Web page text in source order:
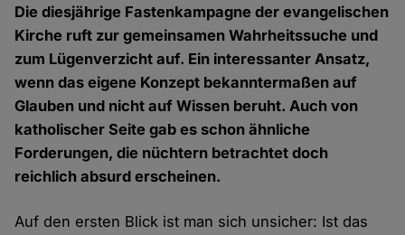
Die diesjährige Fastenkampagne der evangelischen
Kirche ruft zur gemeinsamen Wahrheitssuche und
zum Lügenverzicht auf. Ein interessanter Ansatz,
wenn das eigene Konzept bekanntermaßen auf
Glauben und nicht auf Wissen beruht. Auch von
katholischer Seite gab es schon ähnliche
Forderungen, die nüchtern betrachtet doch
reichlich absurd erscheinen.
Auf den ersten Blick ist man sich unsicher: Ist das